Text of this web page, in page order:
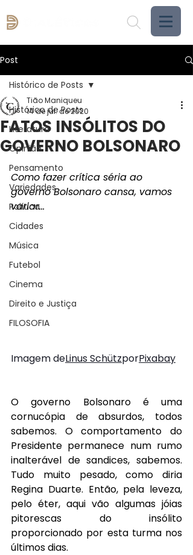
Post
Histórico de Posts
Literatura
Opinião
Pensamento
Variedades
Política
Cidades
Música
Futebol
Cinema
Direito e Justiça
FILOSOFIA
Histórico de Posts
FATOS INSÓLITOS DO
GOVERNO BOLSONARO
Tião Maniqueu
14 de jul. de 2020
Como fazer crítica séria ao
governo Bolsonaro cansa, vamos
variar…
Imagem deLinus SchützporPixabay
O governo Bolsonaro é uma
cornucópia de absurdos, todos
sabemos. O comportamento do
Presidente permanece num rumo
inalterável de sandices, sabemos.
Tudo muito pesado, como diria
Regina Duarte. Então, pela leveza,
pelo éter, aqui vão algumas jóias
pitorescas do insólito
proporcionado por esta turma nos
últimos dias.